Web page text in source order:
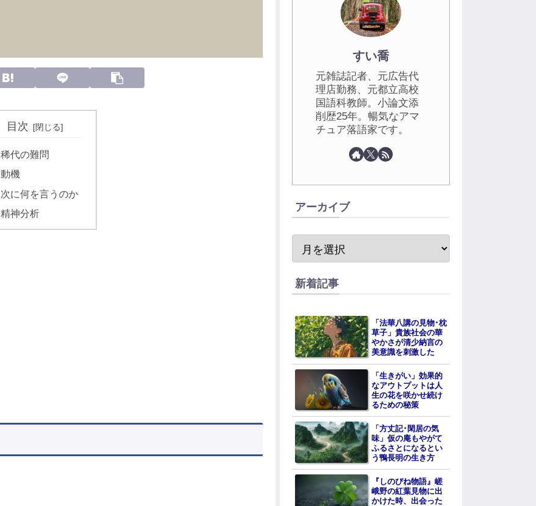
目次
稀代の難問
動機
次に何を言うのか
精神分析
すい喬
元雑誌記者、元広告代
理店勤務、元都立高校
国語科教師。小論文添
削歴25年。暢気なアマ
チュア落語家です。
アーカイブ
新着記事
「法華八講の見物･枕
草子」貴族社会の華
やかさが清少納言の
美意識を刺激した
「生きがい」効果的
なアウトプットは人
生の花を咲かせ続け
るための秘策
「方丈記･閑居の気
味」仮の庵もやがて
ふるさとになるとい
う鴨長明の生き方
『しのびね物語』嵯
峨野の紅葉見物に出
かけた時、出会った